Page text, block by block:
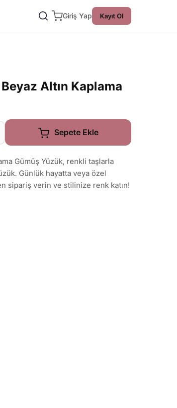
Giriş Yap Kayıt Ol
Altın Kaplama
Sepete Ekle
Gümüş Yüzük, renkli taşlarla
Günlük hayatta veya özel
sipariş verin ve stilinize renk katın!